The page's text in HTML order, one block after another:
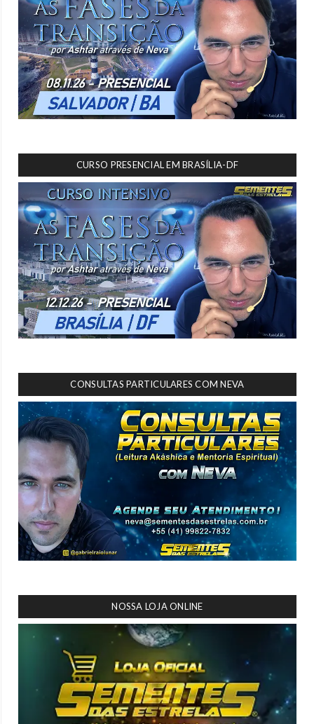
CURSO PRESENCIAL EM BRASÍLIA-DF
CONSULTAS PARTICULARES COM NEVA
NOSSA LOJA ONLINE